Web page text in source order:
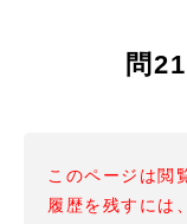
問
このページは閲
履歴を残すには